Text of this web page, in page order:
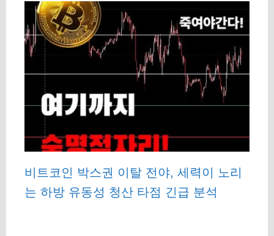
비트코인 박스권 이탈 전야, 세력이 노리
는 하방 유동성 청산 타점 긴급 분석